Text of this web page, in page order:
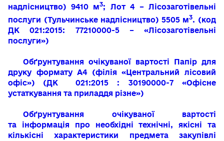
надлісництво) 9410 м3; Лот 4 – Лісозаготівельні
послуги (Тульчинське надлісництво) 5505 м3. (код
ДК 021:2015: 77210000-5 – «Лісозаготівельні
послуги»)
Обґрунтування очікуваної вартості Папір для
друку формату А4 (філія «Центральний лісовий
офіс») (ДК 021:2015 : 30190000-7 «Офісне
устаткування та приладдя різне»)
Обґрунтування очікуваної вартості
та інформація про необхідні технічні, якісні та
кількісні характеристики предмета закупівлі